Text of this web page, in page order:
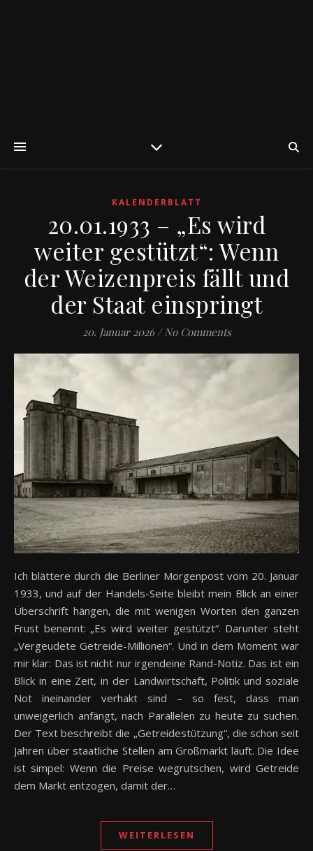
KALENDERBLATT
20.01.1933 – „Es wird
weiter gestützt“: Wenn
der Weizenpreis fällt und
der Staat einspringt
20. Januar 2026 / No Comments
Ich blättere durch die Berliner Morgenpost vom 20. Januar
1933, und auf der Handels-Seite bleibt mein Blick an einer
Überschrift hängen, die mit wenigen Worten den ganzen
Frust benennt: „Es wird weiter gestützt“. Darunter steht
„Vergeudete Getreide-Millionen“. Und in dem Moment war
mir klar: Das ist nicht nur irgendeine Rand-Notiz. Das ist ein
Blick in eine Zeit, in der Landwirtschaft, Politik und soziale
Not ineinander verhakt sind – so fest, dass man
unweigerlich anfängt, nach Parallelen zu heute zu suchen.
Der Text beschreibt die „Getreidestützung“, die schon seit
Jahren über staatliche Stellen am Großmarkt läuft. Die Idee
ist simpel: Wenn die Preise wegrutschen, wird Getreide
dem Markt entzogen, damit der…
WEITERLESEN